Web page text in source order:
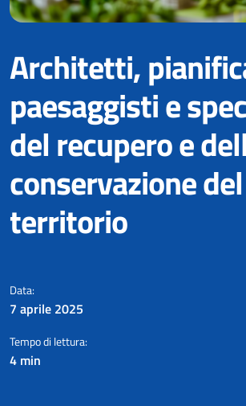
Architetti,
paesaggisti e
del recupero e
conservazione del
territorio
Data:
7 aprile 2025
Tempo di lettura:
4 min